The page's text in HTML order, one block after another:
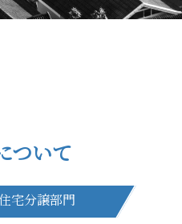
ついて
住宅分譲部門